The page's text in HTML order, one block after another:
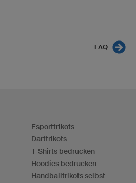
FAQ
Esporttrikots
Darttrikots
T-Shirts bedrucken
Hoodies bedrucken
Handballtrikots selbst